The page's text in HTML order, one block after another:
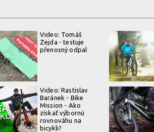
Video: Tomáš
Zejda - testuje
přenosný odpal
Video: Rastislav
Baránek - Bike
Mission - Ako
získať výbornú
rovnováhu na
bicykli?